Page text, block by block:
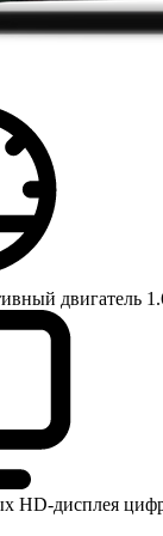
двигатель
HD-дисплея